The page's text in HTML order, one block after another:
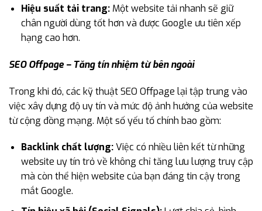
Hiệu suất tải trang:Một website tải nhanh sẽ giữ
chân người dùng tốt hơn và được Google ưu tiên xếp
hạng cao hơn.
SEO Offpage – Tăng tín nhiệm từ bên ngoài
Trong khi đó, các kỹ thuật SEO Offpage lại tập trung vào
việc xây dựng độ uy tín và mức độ ảnh hưởng của website
từ cộng đồng mạng. Một số yếu tố chính bao gồm:
Backlink chất lượng:Việc có nhiều liên kết từ những
website uy tín trỏ về không chỉ tăng lưu lượng truy cập
mà còn thể hiện website của bạn đáng tin cậy trong
mắt Google.